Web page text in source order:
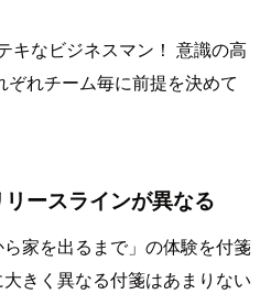
キなビジネスマン！ 意識の高
れチーム毎に前提を決めて
ースラインが異なる
家を出るまで」の体験を付箋
きく異なる付箋はあまりない